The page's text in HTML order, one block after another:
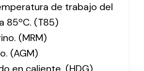
de trabajo del
85ºC. (T85)
(MRM)
(AGM)